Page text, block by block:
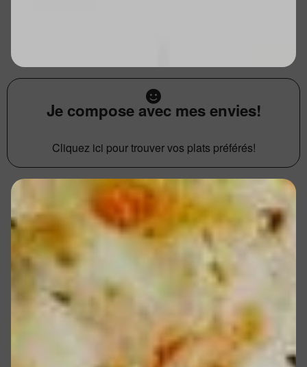
Je compose avec mes envies!
Cliquez ici pour trouver vos plats préférés!